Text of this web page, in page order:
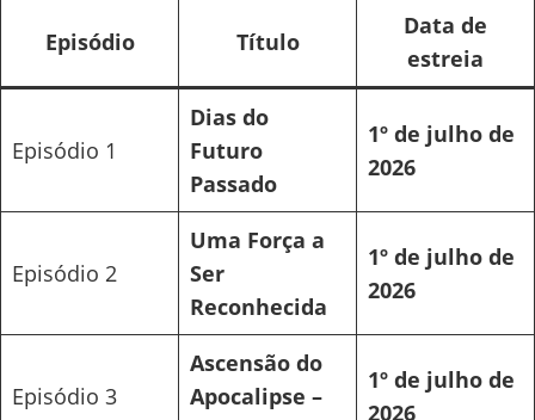
Episódio Título
Data de
estreia
Episódio 1
Dias do
Futuro
Passado
1º de julho de
2026
Episódio 2
Uma Força a
Ser
Reconhecida
1º de julho de
2026
Episódio 3
Ascensão do
Apocalipse –
1º de julho de
2026